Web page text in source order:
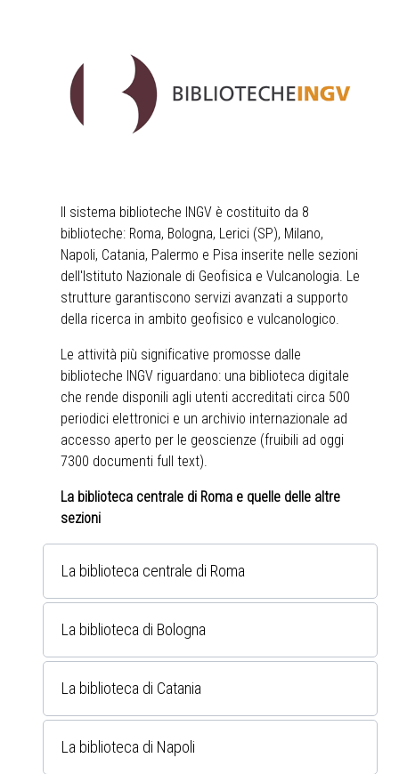
Il sistema biblioteche INGV è costituito da 8
biblioteche: Roma, Bologna, Lerici (SP), Milano,
Napoli, Catania, Palermo e Pisa inserite nelle sezioni
dell'Istituto Nazionale di Geofisica e Vulcanologia. Le
strutture garantiscono servizi avanzati a supporto
della ricerca in ambito geofisico e vulcanologico.
Le attività più significative promosse dalle
biblioteche INGV riguardano: una biblioteca digitale
che rende disponili agli utenti accreditati circa 500
periodici elettronici e un archivio internazionale ad
accesso aperto per le geoscienze (fruibili ad oggi
7300 documenti full text).
La biblioteca centrale di Roma e quelle delle altre
sezioni
La biblioteca centrale di Roma
La biblioteca di Bologna
La biblioteca di Catania
La biblioteca di Napoli